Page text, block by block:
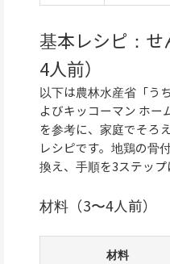
基本レシピ：
4人前）
以下は農林水産省「う
よびキッコーマン ホー
を参考に、家庭でそろ
レシピです。地鶏の骨
換え、手順を3ステップ
材料（3〜4人前）
材料